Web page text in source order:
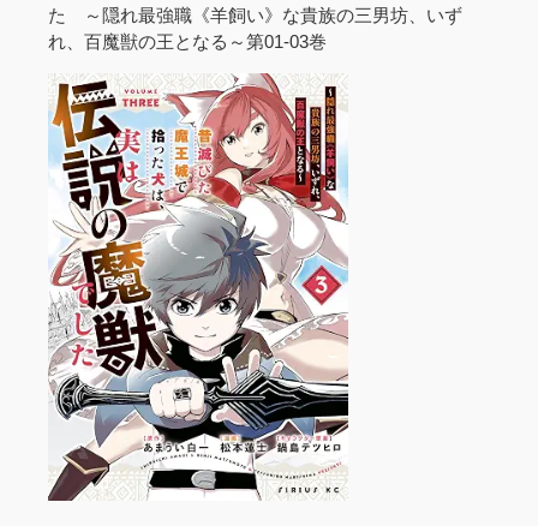
た ～隠れ最強職《羊飼い》な貴族の三男坊、いず
れ、百魔獣の王となる～第01-03巻